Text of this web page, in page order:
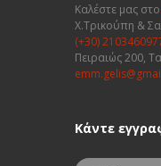
Καλέστε μας στο
Χ.Τρικούπη &
(+30)
Πειραιώς 200,
Κάντε